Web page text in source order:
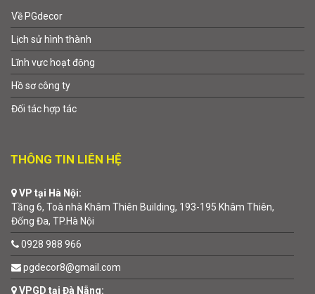
Về PGdecor
Lịch sử hình thành
Lĩnh vực hoạt động
Hồ sơ công ty
Đối tác hợp tác
THÔNG TIN LIÊN HỆ
VP tại Hà Nội:
Tầng 6, Toà nhà Khâm Thiên Building, 193-195 Khâm Thiên,
Đống Đa, TP.Hà Nội
0928 988 966
pgdecor8@gmail.com
VPGD tại Đà Nẵng: